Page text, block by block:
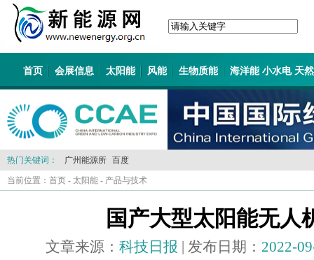
首页 会展信息 太阳能 风能 生物质能 海洋能 小水电 天
热门关键词： 广州能源所 百度
当前位置： 首页 - 太阳能 - 产品与技术
国产大型太阳能无人
文章来源： 科技日报 | 发布日期： 2022-